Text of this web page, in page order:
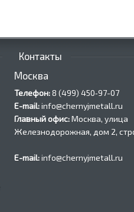
Контакты
Москва
Телефон:8 (499) 450‑97-07
E-mail:info@chernyjmetall.ru
Главный офис:Москва, улица
Железнодорожная, дом 2,
E-mail:info@chernyjmetall.ru